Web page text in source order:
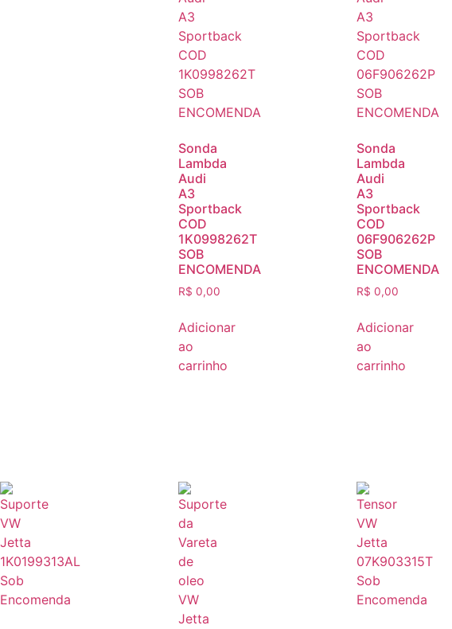
Sonda
Lambda
Audi
A3
Sportback
COD
1K0998262T
SOB
ENCOMENDA
R$ 0,00
Adicionar
ao
carrinho
Sonda
Lambda
Audi
A3
Sportback
COD
06F906262P
SOB
ENCOMENDA
R$ 0,00
Adicionar
ao
carrinho